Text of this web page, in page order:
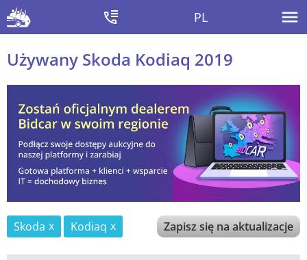
PL
Używany Skoda Kodiaq 2019
Skoda Kodiaq Zapisz się na aktualizacje